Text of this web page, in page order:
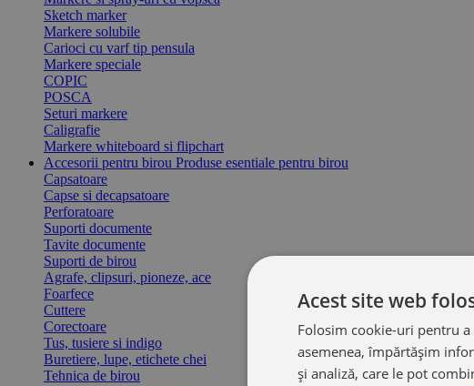
Sketch marker
Markere solubile
Carioci cu varf tip pensula
Markere speciale
COPIC
POSCA
Seturi markere
Caligrafie
Markere whiteboard si flipchart
Accesorii pentru birou Produse esentiale pentru birou
Capsatoare
Capse si decapsatoare
Perforatoare
Suporti documente
Tavite documente
Suporti de birou
Agrafe, clipsuri, pioneze, ace
Foarfece
Cuttere
Corectoare
Tus, tusiere si indigo
Buretiere, lupe, etichete chei
Tehnica de birou
Acest site web
Folosim cookie-uri pentru
asemenea, împărtășim
și analiză, care le pot